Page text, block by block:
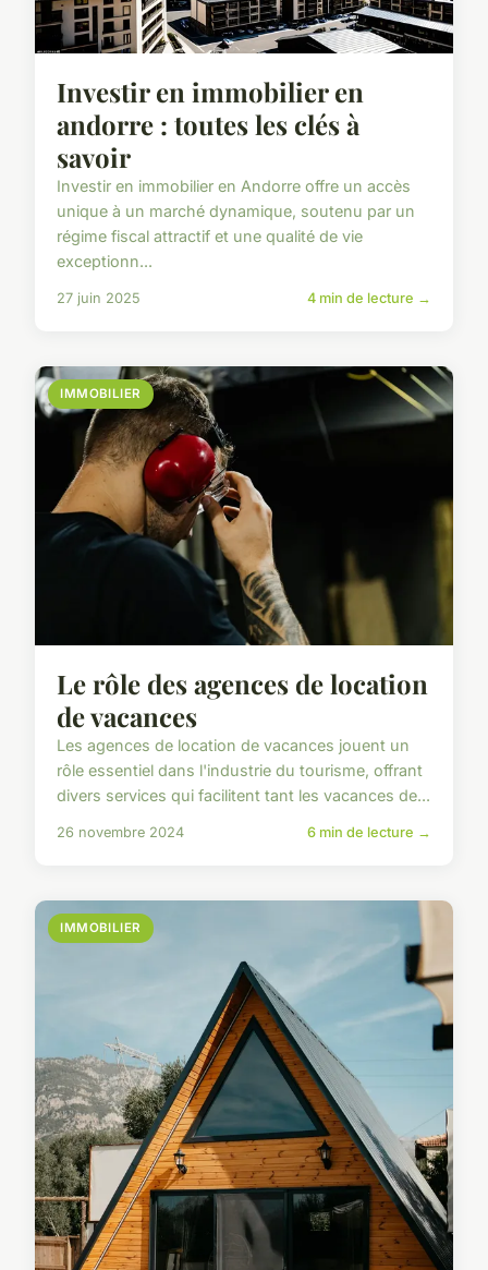
Investir en immobilier en
andorre : toutes les clés à
savoir
Investir en immobilier en Andorre offre un accès
unique à un marché dynamique, soutenu par un
régime fiscal attractif et une qualité de vie
exceptionn...
27 juin 2025 4 min de lecture →
IMMOBILIER
Le rôle des agences de location
de vacances
Les agences de location de vacances jouent un
rôle essentiel dans l'industrie du tourisme, offrant
divers services qui facilitent tant les vacances de...
26 novembre 2024 6 min de lecture →
IMMOBILIER